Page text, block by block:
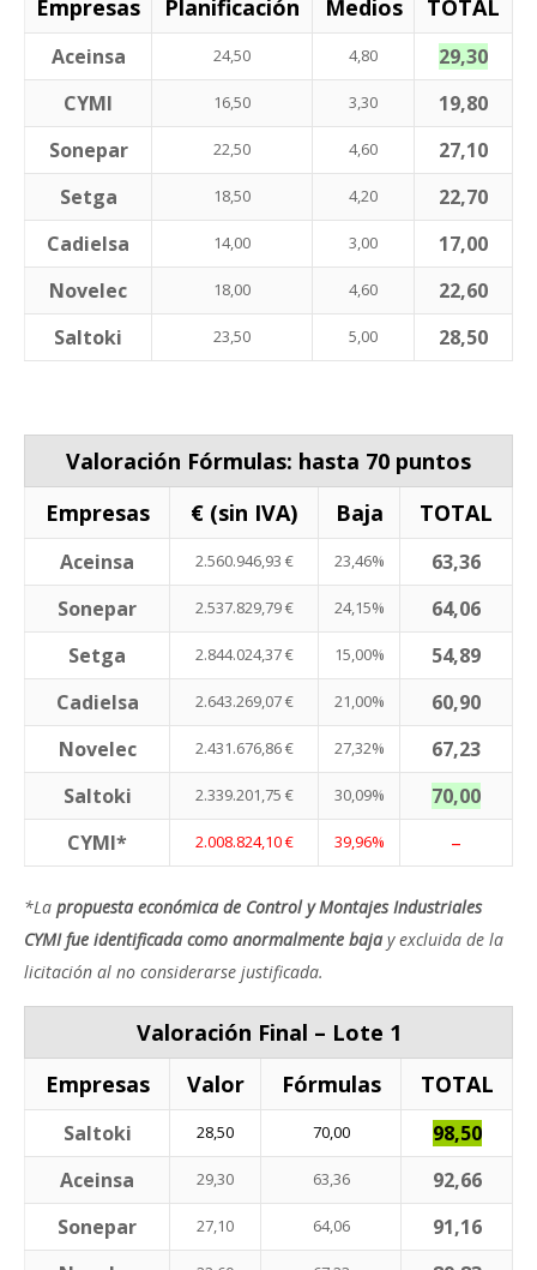
Empresas
Planificación Medios TOTAL
Aceinsa 24,50 4,80
29,30
CYMI
16,50 3,30
19,80
Sonepar
22,50 4,60
27,10
Setga
18,50 4,20
22,70
Cadielsa
14,00 3,00
17,00
Novelec
18,00 4,60
22,60
Saltoki
23,50 5,00 28,50
Valoración Fórmulas: hasta 70 puntos
Empresas
€ (sin IVA) Baja TOTAL
Aceinsa 2.560.946,93 € 23,46%
63,36
Sonepar
2.537.829,79 € 24,15%
64,06
Setga
2.844.024,37 € 15,00%
54,89
Cadielsa
2.643.269,07 € 21,00%
60,90
Novelec
2.431.676,86 € 27,32%
67,23
Saltoki
2.339.201,75 € 30,09%
70,00
CYMI*
2.008.824,10 € 39,96% –
*La propuesta económica de Control y Montajes Industriales
CYMI fue identificada como anormalmente baja y excluida de la
licitación al no considerarse justificada.
Valoración Final – Lote 1
Empresas
Valor Fórmulas TOTAL
Saltoki 28,50 70,00
98,50
Aceinsa
29,30 63,36
92,66
Sonepar
27,10 64,06
91,16